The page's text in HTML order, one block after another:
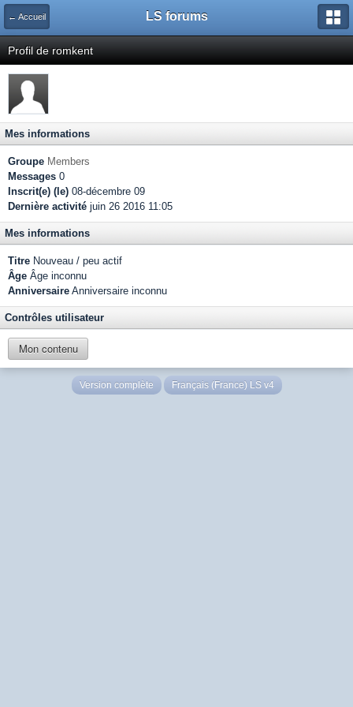
← Accueil LS forums
Profil de romkent
Mes informations
Groupe Members
Messages 0
Inscrit(e) (le) 08-décembre 09
Dernière activité juin 26 2016 11:05
Mes informations
Titre Nouveau / peu actif
Âge Âge inconnu
Anniversaire Anniversaire inconnu
Contrôles utilisateur
Mon contenu
Version complète Français (France) LS v4